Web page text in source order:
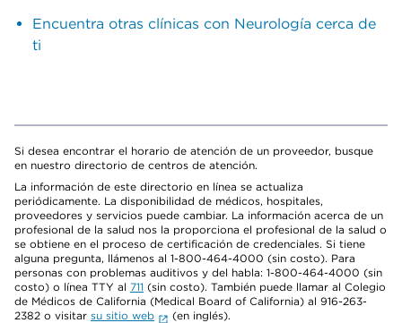
Encuentra otras clínicas con Neurología cerca de
ti
Si desea encontrar el horario de atención de un proveedor, busque
en nuestro directorio de centros de atención.
La información de este directorio en línea se actualiza
periódicamente. La disponibilidad de médicos, hospitales,
proveedores y servicios puede cambiar. La información acerca de un
profesional de la salud nos la proporciona el profesional de la salud o
se obtiene en el proceso de certificación de credenciales. Si tiene
alguna pregunta, llámenos al 1-800-464-4000 (sin costo). Para
personas con problemas auditivos y del habla: 1-800-464-4000 (sin
costo) o línea TTY al 711 (sin costo). También puede llamar al Colegio
de Médicos de California (Medical Board of California) al 916-263-
2382 o visitar su sitio web
(en inglés).